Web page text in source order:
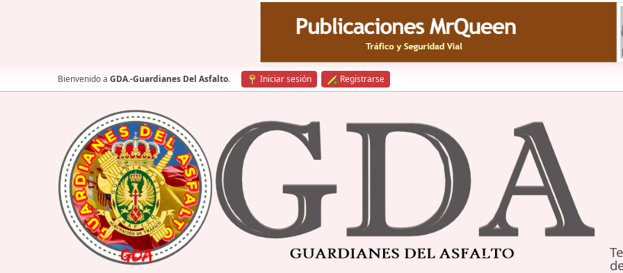
Bienvenido a GDA.-Guardianes Del Asfalto. Iniciar sesión Registrarse